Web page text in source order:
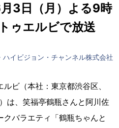
3日（月）よる9時
ゥエルビで放送
ハイビジョン・チャンネル株式会社
ビ（本社：東京都渋谷区、
は、笑福亭鶴瓶さんと阿川佐
バラエティ「鶴瓶ちゃんと